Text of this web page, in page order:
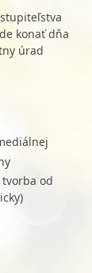
konať dňa
úrad
od